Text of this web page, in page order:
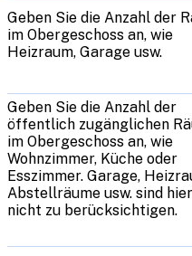
Geben Sie die Anzahl der
im Obergeschoss an, wie
Heizraum, Garage usw.
Geben Sie die Anzahl der
öffentlich zugänglichen
im Obergeschoss an, wie
Wohnzimmer, Küche oder
Esszimmer. Garage,
Abstellräume usw. sind hier
nicht zu berücksichtigen.